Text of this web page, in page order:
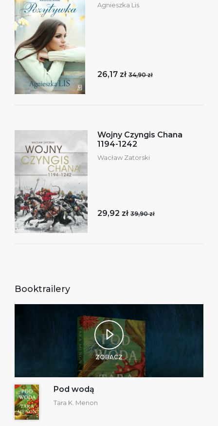
Agnieszka Lis
26,17 zł 34,90 zł
Wojny Czyngis Chana
1194-1242
Wacław Zatorski
29,92 zł 39,90 zł
Booktrailery
ZOBACZ
Pod wodą
Tara K. Menon